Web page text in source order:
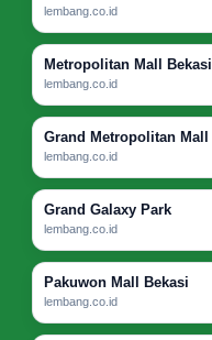
lembang.co.id
Metropolitan Mall Bekasi
lembang.co.id
Grand Metropolitan Mall
lembang.co.id
Grand Galaxy Park
lembang.co.id
Pakuwon Mall Bekasi
lembang.co.id